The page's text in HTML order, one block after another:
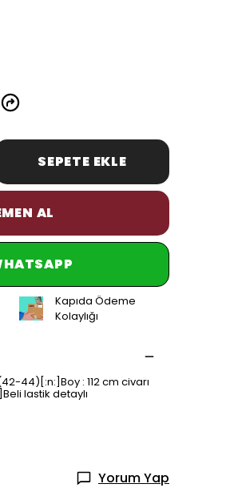
SEPETE EKLE
AL
Kapıda Ödeme
Kolaylığı
44)[:n:]Boy : 112 cm civarı
lastik detaylı
Yorum Yap